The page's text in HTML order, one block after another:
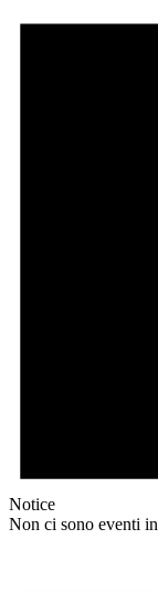
Notice
Non ci sono eventi